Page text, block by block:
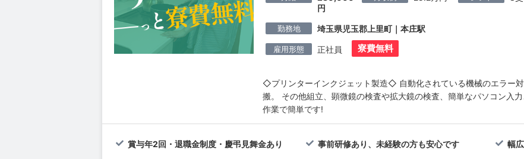
円
勤務地 埼玉県児玉郡上里町｜本庄駅
雇用形態 正社員 寮費無料
◇プリンターインクジェット製造◇ 自動化されている機械のエラー
搬。 その他組立、顕微鏡の検査や拡大鏡の検査、簡単なパソコン入
作業で簡単です!
賞与年2回・退職金制度・慶弔見舞金あり 事前研修あり、未経験の方も安心です 幅